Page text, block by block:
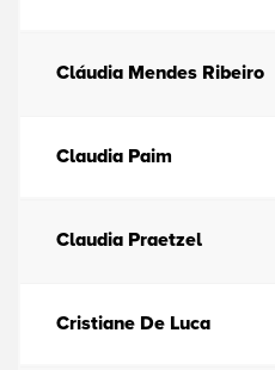
Cláudia Mendes Ribeiro
Claudia Paim
Claudia Praetzel
Cristiane De Luca